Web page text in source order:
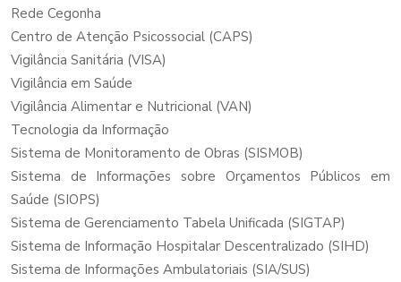
Rede Cegonha
Centro de Atenção Psicossocial (CAPS)
Vigilância Sanitária (VISA)
Vigilância em Saúde
Vigilância Alimentar e Nutricional (VAN)
Tecnologia da Informação
Sistema de Monitoramento de Obras (SISMOB)
Sistema de Informações sobre Orçamentos Públicos em
Saúde (SIOPS)
Sistema de Gerenciamento Tabela Unificada (SIGTAP)
Sistema de Informação Hospitalar Descentralizado (SIHD)
Sistema de Informações Ambulatoriais (SIA/SUS)